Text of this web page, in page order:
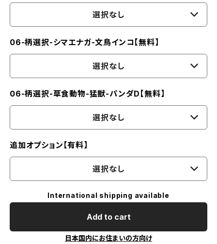
選択なし
06-柄選択-シマエナガ-文鳥インコ【無料】
選択なし
06-柄選択-草食動物-猛獣-パンダD【無料】
選択なし
追加オプション【有料】
選択なし
International shipping available
Add to cart
日本国内にお住まいの方向け